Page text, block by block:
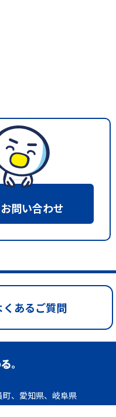
お問い合わせ
くあるご質問
、愛知県、岐阜県